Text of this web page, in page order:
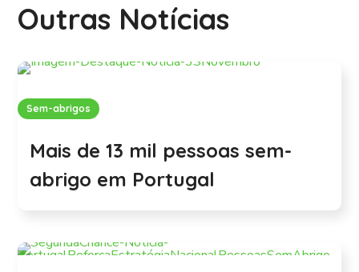
Outras Notícias
Sem-abrigos
Mais de 13 mil pessoas sem-
abrigo em Portugal